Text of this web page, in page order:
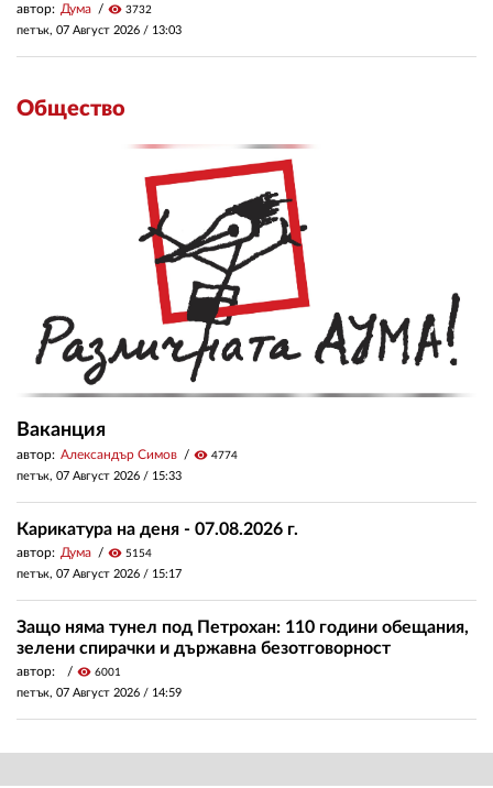
автор: Дума visibility 3732
петък, 07 Август 2026 / 13:03
Общество
Ваканция
автор: Александър Симов visibility 4774
петък, 07 Август 2026 / 15:33
Карикатура на деня - 07.08.2026 г.
автор: Дума visibility 5154
петък, 07 Август 2026 / 15:17
Защо няма тунел под Петрохан: 110 години обещания,
зелени спирачки и държавна безотговорност
автор: visibility 6001
петък, 07 Август 2026 / 14:59